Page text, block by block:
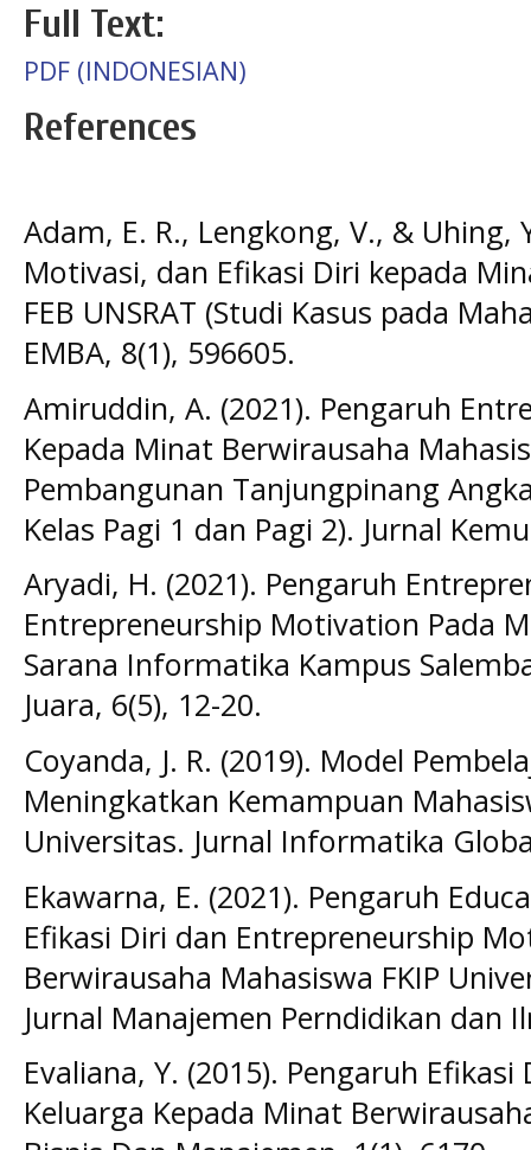
Full Text:
PDF (INDONESIAN)
References
Adam, E. R., Lengkong, V., & Uhing,
Motivasi, dan Efikasi Diri kepada
FEB UNSRAT (Studi Kasus pada
EMBA, 8(1), 596605.
Amiruddin, A. (2021). Pengaruh
Kepada Minat Berwirausaha
Pembangunan Tanjungpinang
Kelas Pagi 1 dan Pagi 2). Jurnal
Aryadi, H. (2021). Pengaruh
Entrepreneurship Motivation Pada
Sarana Informatika Kampus
Juara, 6(5), 12-20.
Coyanda, J. R. (2019). Model
Meningkatkan Kemampuan
Universitas. Jurnal Informatika
Ekawarna, E. (2021). Pengaruh
Efikasi Diri dan Entrepreneurship
Berwirausaha Mahasiswa FKIP
Jurnal Manajemen Perndidikan dan
Evaliana, Y. (2015). Pengaruh
Keluarga Kepada Minat